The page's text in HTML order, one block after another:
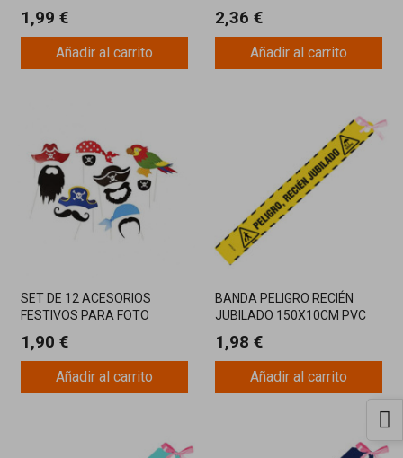
1,99 €
Añadir al carrito
2,36 €
Añadir al carrito
SET DE 12 ACESORIOS
FESTIVOS PARA FOTO
1,90 €
Añadir al carrito
BANDA PELIGRO RECIÉN
JUBILADO 150X10CM PVC
1,98 €
Añadir al carrito